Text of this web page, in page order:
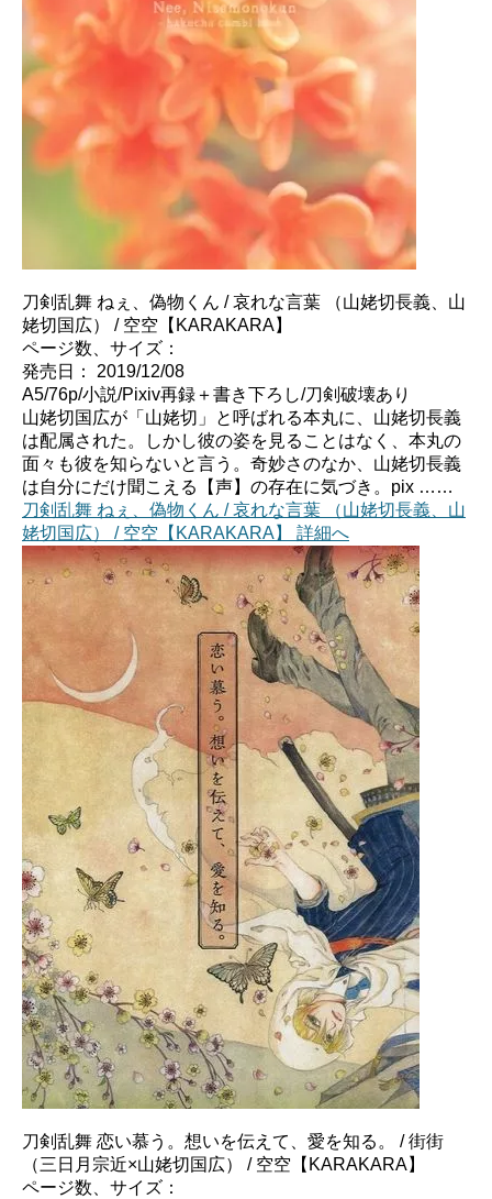
刀剣乱舞 ねぇ、偽物くん / 哀れな言葉 （山姥切長義、山
姥切国広） / 空空【KARAKARA】
ページ数、サイズ：
発売日： 2019/12/08
A5/76p/小説/Pixiv再録＋書き下ろし/刀剣破壊あり
山姥切国広が「山姥切」と呼ばれる本丸に、山姥切長義
は配属された。しかし彼の姿を見ることはなく、本丸の
面々も彼を知らないと言う。奇妙さのなか、山姥切長義
は自分にだけ聞こえる【声】の存在に気づき。pix ……
刀剣乱舞 ねぇ、偽物くん / 哀れな言葉 （山姥切長義、山
姥切国広） / 空空【KARAKARA】 詳細へ
刀剣乱舞 恋い慕う。想いを伝えて、愛を知る。 / 街街
（三日月宗近×山姥切国広） / 空空【KARAKARA】
ページ数、サイズ：